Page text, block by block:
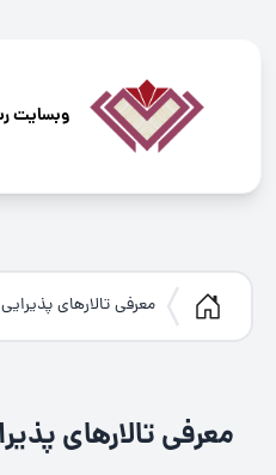
وبسایت
معرفی تالارهای پذیرایی
معرفی تالارهای